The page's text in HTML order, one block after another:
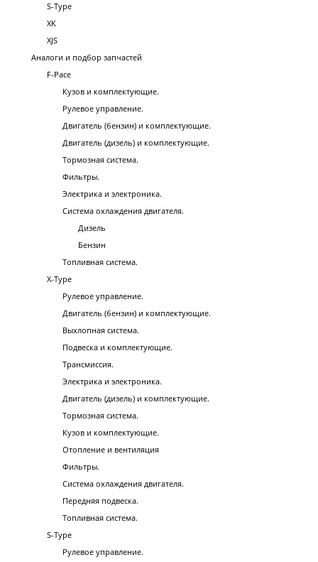
S-Type
XK
XJS
Аналоги и подбор запчастей
F-Pace
Кузов и комплектующие.
Рулевое управление.
Двигатель (бензин) и комплектующие.
Двигатель (дизель) и комплектующие.
Тормозная система.
Фильтры.
Электрика и электроника.
Система охлаждения двигателя.
Дизель
Бензин
Топливная система.
X-Type
Рулевое управление.
Двигатель (бензин) и комплектующие.
Выхлопная система.
Подвеска и комплектующие.
Трансмиссия.
Электрика и электроника.
Двигатель (дизель) и комплектующие.
Тормозная система.
Кузов и комплектующие.
Отопление и вентиляция
Фильтры.
Система охлаждения двигателя.
Передняя подвеска.
Топливная система.
S-Type
Рулевое управление.